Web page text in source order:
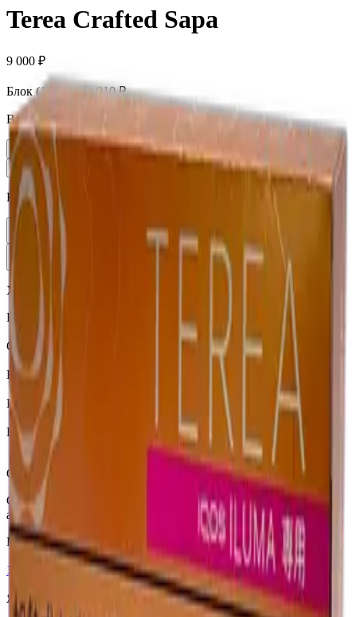
Terea Crafted Sapa
9 000 ₽
Блок (10 пачек): 910 ₽
Вариант
Пачка
910 ₽
Блок × 10
Количество
Характеристики
Бренд
Terea
Страна
Япония
Крепость
Средний
Капсула
Нет
Вкусы
Табачный вкус, Экзотические
Описание
Сочетание мягкого, ароматного табака с нотами звездчатого
аниса.
Похожие товары
18+ Мне исполнилось 18 лет
Япония (JP)